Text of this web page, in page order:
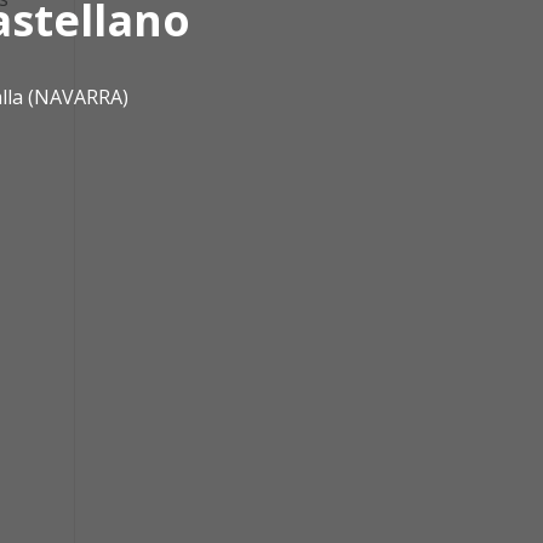
(NAVARRA)